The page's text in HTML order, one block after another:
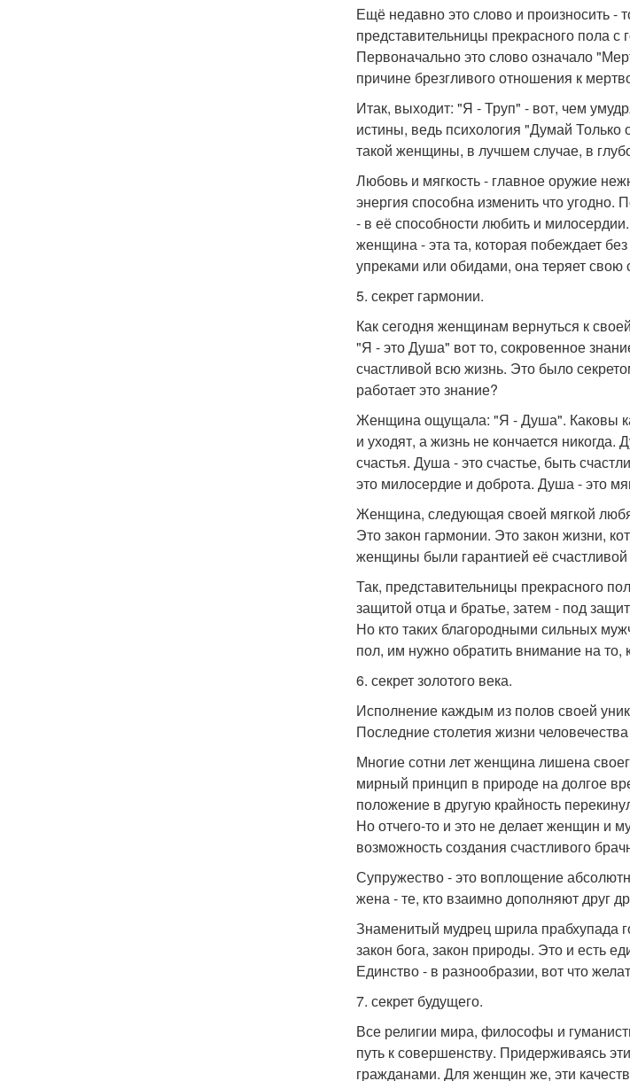
Ещё недавно это слово и произносить -
представительницы прекрасного пола
Первоначально это слово означало
причине брезгливого отношения к
Итак, выходит: "Я - Труп" - вот, чем
истины, ведь психология "Думай
такой женщины, в лучшем случае, в
Любовь и мягкость - главное оружие
энергия способна изменить что
- в её способности любить и
женщина - эта та, которая побеждает
упреками или обидами, она теряет свою
5. секрет гармонии.
Как сегодня женщинам вернуться к
"Я - это Душа" вот то, сокровенное
счастливой всю жизнь. Это было
работает это знание?
Женщина ощущала: "Я - Душа". Каковы
и уходят, а жизнь не кончается
счастья. Душа - это счастье, быть
это милосердие и доброта. Душа - это
Женщина, следующая своей мягкой
Это закон гармонии. Это закон жизни,
женщины были гарантией её
Так, представительницы прекрасного
защитой отца и братье, затем - под
Но кто таких благородными сильных
пол, им нужно обратить внимание на
6. секрет золотого века.
Исполнение каждым из полов своей
Последние столетия жизни
Многие сотни лет женщина лишена
мирный принцип в природе на долгое
положение в другую крайность
Но отчего-то и это не делает женщин и
возможность создания счастливого
Супружество - это воплощение
жена - те, кто взаимно дополняют друг
Знаменитый мудрец шрила прабхупада
закон бога, закон природы. Это и есть
Единство - в разнообразии, вот что
7. секрет будущего.
Все религии мира, философы и
путь к совершенству. Придерживаясь
гражданами. Для женщин же, эти